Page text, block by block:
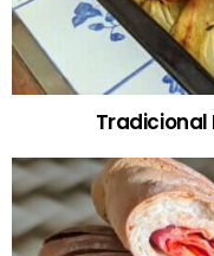
Tradicional